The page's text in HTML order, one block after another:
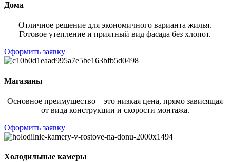
Дома
Отличное решение для экономичного варианта жилья.
Готовое утепление и приятный вид фасада без хлопот.
Оформить заявку
Магазины
Основное преимущество – это низкая цена, прямо зависящая
от вида конструкции и скорости монтажа.
Оформить заявку
Холодильные камеры